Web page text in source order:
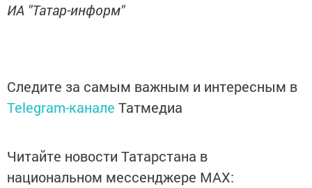
ИА "Татар-информ"
Следите за самым важным и интересным в
Telegram-канале Татмедиа
Читайте новости Татарстана в
национальном мессенджере MАХ: